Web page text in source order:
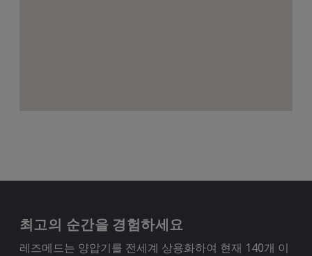
최고의 순간을 경험하세요
레즈메드는 양압기를 전세계 상용화하여 현재 140개 이